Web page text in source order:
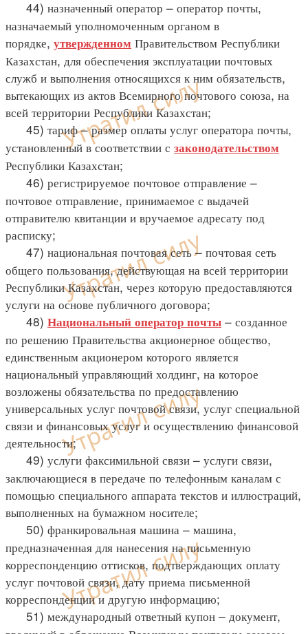
44) назначенный оператор – оператор почты,
назначаемый уполномоченным органом в
порядке, утвержденном Правительством Республики
Казахстан, для обеспечения эксплуатации почтовых
служб и выполнения относящихся к ним обязательств,
вытекающих из актов Всемирного почтового союза, на
всей территории Республики Казахстан;
45) тариф – размер оплаты услуг оператора почты,
установленный в соответствии с законодательством
Республики Казахстан;
46) регистрируемое почтовое отправление –
почтовое отправление, принимаемое с выдачей
отправителю квитанции и вручаемое адресату под
расписку;
47) национальная почтовая сеть – почтовая сеть
общего пользования, действующая на всей территории
Республики Казахстан, через которую предоставляются
услуги на основе публичного договора;
48) Национальный оператор почты – созданное
по решению Правительства акционерное общество,
единственным акционером которого является
национальный управляющий холдинг, на которое
возложены обязательства по предоставлению
универсальных услуг почтовой связи, услуг специальной
связи и финансовых услуг и осуществлению финансовой
деятельности;
49) услуги факсимильной связи – услуги связи,
заключающиеся в передаче по телефонным каналам с
помощью специального аппарата текстов и иллюстраций,
выполненных на бумажном носителе;
50) франкировальная машина – машина,
предназначенная для нанесения на письменную
корреспонденцию оттисков, подтверждающих оплату
услуг почтовой связи, дату приема письменной
корреспонденции и другую информацию;
51) международный ответный купон – документ,